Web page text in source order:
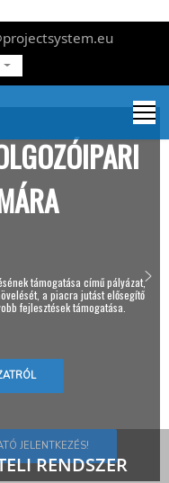
támogatása című pályázat,
a piacra jutást elősegítő
fejlesztések támogatása.
JELENTKEZÉS!
RENDSZER